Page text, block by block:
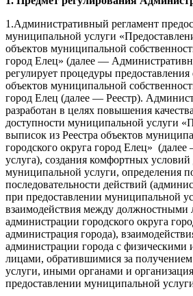
1.Административный регламент
муниципальной услуги
объектов муниципальной
город Елец» (далее —
регулирует процедуры предоставления
объектов муниципальной
город Елец (далее — Реестр).
разработан в целях повышения
доступности муниципальной услуги
выписок из Реестра объектов
городского округа город Елец»
услуга), создания комфортных условий
муниципальной услуги, определения
последовательности действий
при предоставлении муниципальной
взаимодействия между должностными
администрации городского округа
администрация города),
администрации города с
лицами, обратившимися за
услуги, иными органами и
предоставлении муниципальной